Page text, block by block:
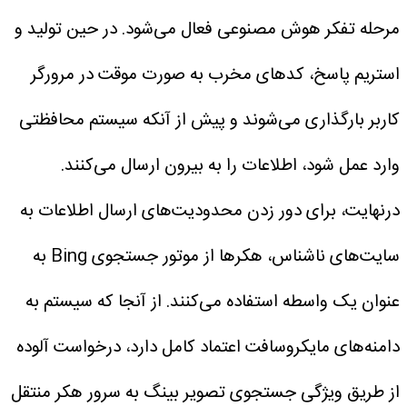
مرحله تفکر هوش مصنوعی فعال می‌شود.در حین تولید و
استریم پاسخ، کدهای مخرب به صورت موقت در مرورگر
کاربر بارگذاری می‌شوند و پیش از آنکه سیستم محافظتی
وارد عمل شود، اطلاعات را به بیرون ارسال می‌کنند.
درنهایت، برای دور زدن محدودیت‌های ارسال اطلاعات به
سایت‌های ناشناس، هکرها از موتور جستجوی Bing به
عنوان یک واسطه استفاده می‌کنند. از آنجا که سیستم به
دامنه‌های مایکروسافت اعتماد کامل دارد، درخواست آلوده
از طریق ویژگی جستجوی تصویر بینگ به سرور هکر منتقل